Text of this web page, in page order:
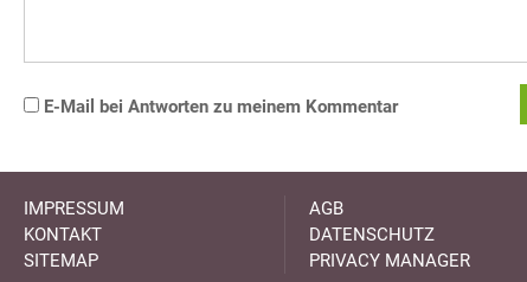
E-Mail bei Antworten zu meinem Kommentar
IMPRESSUM
KONTAKT
SITEMAP
AGB
DATENSCHUTZ
PRIVACY MANAGER